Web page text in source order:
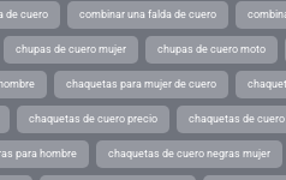
de cuero combinar una falda de cuero
chupas de cuero mujer chupas de cuero moto
chaquetas para mujer de cuero
chaquetas de cuero precio chaquetas de
para hombre chaquetas de cuero negras mujer